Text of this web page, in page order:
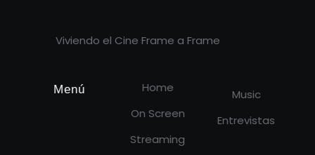
Viviendo el Cine Frame a Frame
Menú
Home
On Screen
Streaming
Music
Entrevistas